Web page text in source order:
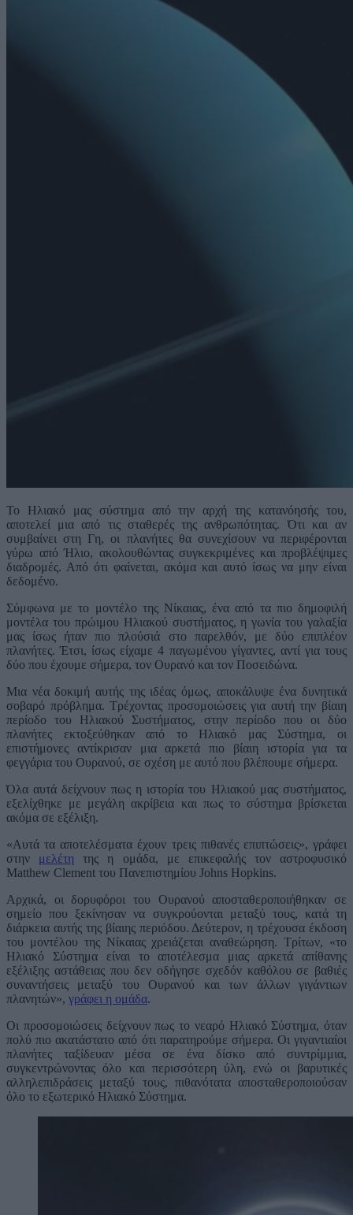
Το Ηλιακό μας σύστημα από την αρχή της κατανόησής του,
αποτελεί μια από τις σταθερές της ανθρωπότητας. Ότι και αν
συμβαίνει στη Γη, οι πλανήτες θα συνεχίσουν να περιφέρονται
γύρω από Ήλιο, ακολουθώντας συγκεκριμένες και προβλέψιμες
διαδρομές. Από ότι φαίνεται, ακόμα και αυτό ίσως να μην είναι
δεδομένο.
Σύμφωνα με το μοντέλο της Νίκαιας, ένα από τα πιο δημοφιλή
μοντέλα του πρώιμου Ηλιακού συστήματος, η γωνία του γαλαξία
μας ίσως ήταν πιο πλούσιά στο παρελθόν, με δύο επιπλέον
πλανήτες. Έτσι, ίσως είχαμε 4 παγωμένου γίγαντες, αντί για τους
δύο που έχουμε σήμερα, τον Ουρανό και τον Ποσειδώνα.
Μια νέα δοκιμή αυτής της ιδέας όμως, αποκάλυψε ένα δυνητικά
σοβαρό πρόβλημα. Τρέχοντας προσομοιώσεις για αυτή την βίαιη
περίοδο του Ηλιακού Συστήματος, στην περίοδο που οι δύο
πλανήτες εκτοξεύθηκαν από το Ηλιακό μας Σύστημα, οι
επιστήμονες αντίκρισαν μια αρκετά πιο βίαιη ιστορία για τα
φεγγάρια του Ουρανού, σε σχέση με αυτό που βλέπουμε σήμερα.
Όλα αυτά δείχνουν πως η ιστορία του Ηλιακού μας συστήματος,
εξελίχθηκε με μεγάλη ακρίβεια και πως το σύστημα βρίσκεται
ακόμα σε εξέλιξη.
«Αυτά τα αποτελέσματα έχουν τρεις πιθανές επιπτώσεις», γράφει
στην μελέτη της η ομάδα, με επικεφαλής τον αστροφυσικό
Matthew Clement του Πανεπιστημίου Johns Hopkins.
Αρχικά, οι δορυφόροι του Ουρανού αποσταθεροποιήθηκαν σε
σημείο που ξεκίνησαν να συγκρούονται μεταξύ τους, κατά τη
διάρκεια αυτής της βίαιης περιόδου. Δεύτερον, η τρέχουσα έκδοση
του μοντέλου της Νίκαιας χρειάζεται αναθεώρηση. Τρίτων, «το
Ηλιακό Σύστημα είναι το αποτέλεσμα μιας αρκετά απίθανης
εξέλιξης αστάθειας που δεν οδήγησε σχεδόν καθόλου σε βαθιές
συναντήσεις μεταξύ του Ουρανού και των άλλων γιγάντιων
πλανητών», γράφει η ομάδα.
Οι προσομοιώσεις δείχνουν πως το νεαρό Ηλιακό Σύστημα, όταν
πολύ πιο ακατάστατο από ότι παρατηρούμε σήμερα. Οι γιγαντιαίοι
πλανήτες ταξίδευαν μέσα σε ένα δίσκο από συντρίμμια,
συγκεντρώνοντας όλο και περισσότερη ύλη, ενώ οι βαρυτικές
αλληλεπιδράσεις μεταξύ τους, πιθανότατα αποσταθεροποιούσαν
όλο το εξωτερικό Ηλιακό Σύστημα.